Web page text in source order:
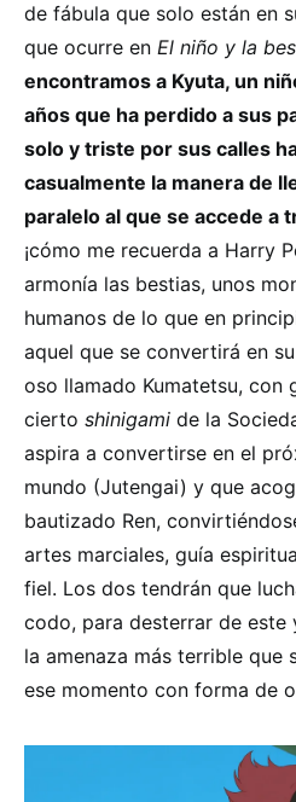
de fábula que solo están en
que ocurre en El niño y la
encontramos a Kyuta, un
años que ha perdido a sus
solo y triste por sus calles
casualmente la manera de
paralelo al que se accede a
¡cómo me recuerda a Harry
armonía las bestias, unos
humanos de lo que en
aquel que se convertirá en
oso llamado Kumatetsu, con
cierto shinigami de la
aspira a convertirse en el
mundo (Jutengai) y que
bautizado Ren,
artes marciales, guía
fiel. Los dos tendrán que
codo, para desterrar de este
la amenaza más terrible que
ese momento con forma de